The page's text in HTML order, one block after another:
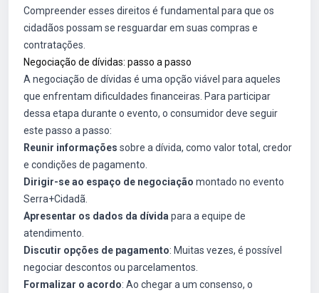
Compreender esses direitos é fundamental para que os
cidadãos possam se resguardar em suas compras e
contratações.
Negociação de dívidas: passo a passo
A negociação de dívidas é uma opção viável para aqueles
que enfrentam dificuldades financeiras. Para participar
dessa etapa durante o evento, o consumidor deve seguir
este passo a passo:
Reunir informações sobre a dívida, como valor total, credor
e condições de pagamento.
Dirigir-se ao espaço de negociação montado no evento
Serra+Cidadã.
Apresentar os dados da dívida para a equipe de
atendimento.
Discutir opções de pagamento: Muitas vezes, é possível
negociar descontos ou parcelamentos.
Formalizar o acordo: Ao chegar a um consenso, o